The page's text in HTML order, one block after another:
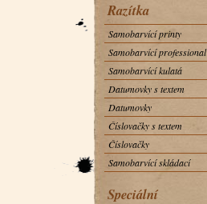
Razítka
Samobarvící printy
Samobarvící professional
Samobarvící kulatá
Datumovky s textem
Datumovky
Číslovačky s textem
Číslovačky
Samobarvící skládací
Speciální